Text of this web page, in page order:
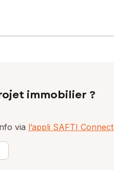
immobilier ?
via l’appli SAFTI Connect